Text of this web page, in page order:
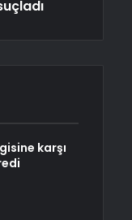
karşı